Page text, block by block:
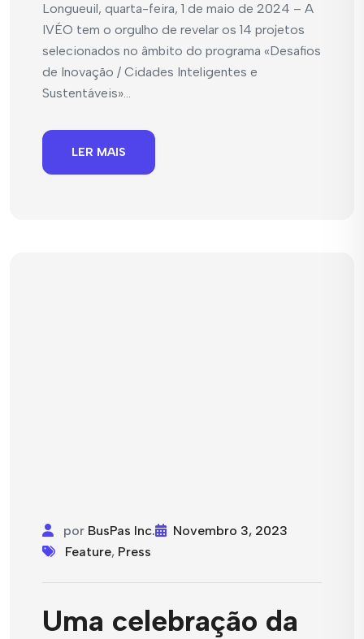
Longueuil, quarta-feira, 1 de maio de 2024 – A
IVÉO tem o orgulho de revelar os 14 projetos
selecionados no âmbito do programa «Desafios
de Inovação / Cidades Inteligentes e
Sustentáveis»...
LER MAIS
por BusPas Inc.
Novembro 3, 2023
Feature, Press
Uma celebração da